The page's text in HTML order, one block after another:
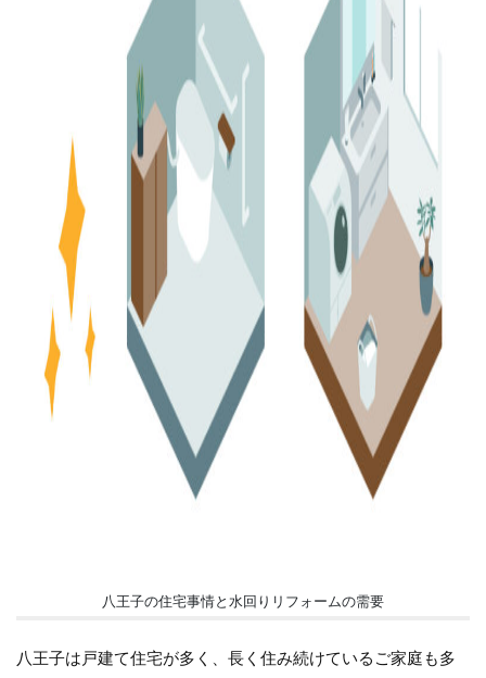
八王子の住宅事情と水回りリフォームの需要
八王子は戸建て住宅が多く、長く住み続けているご家庭も多